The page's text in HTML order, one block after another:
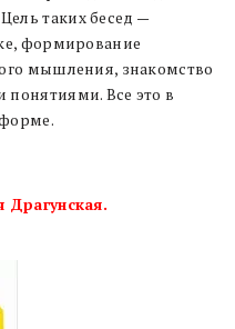
таких бесед —
формирование
мышления, знакомство
Все это в
Драгунская.